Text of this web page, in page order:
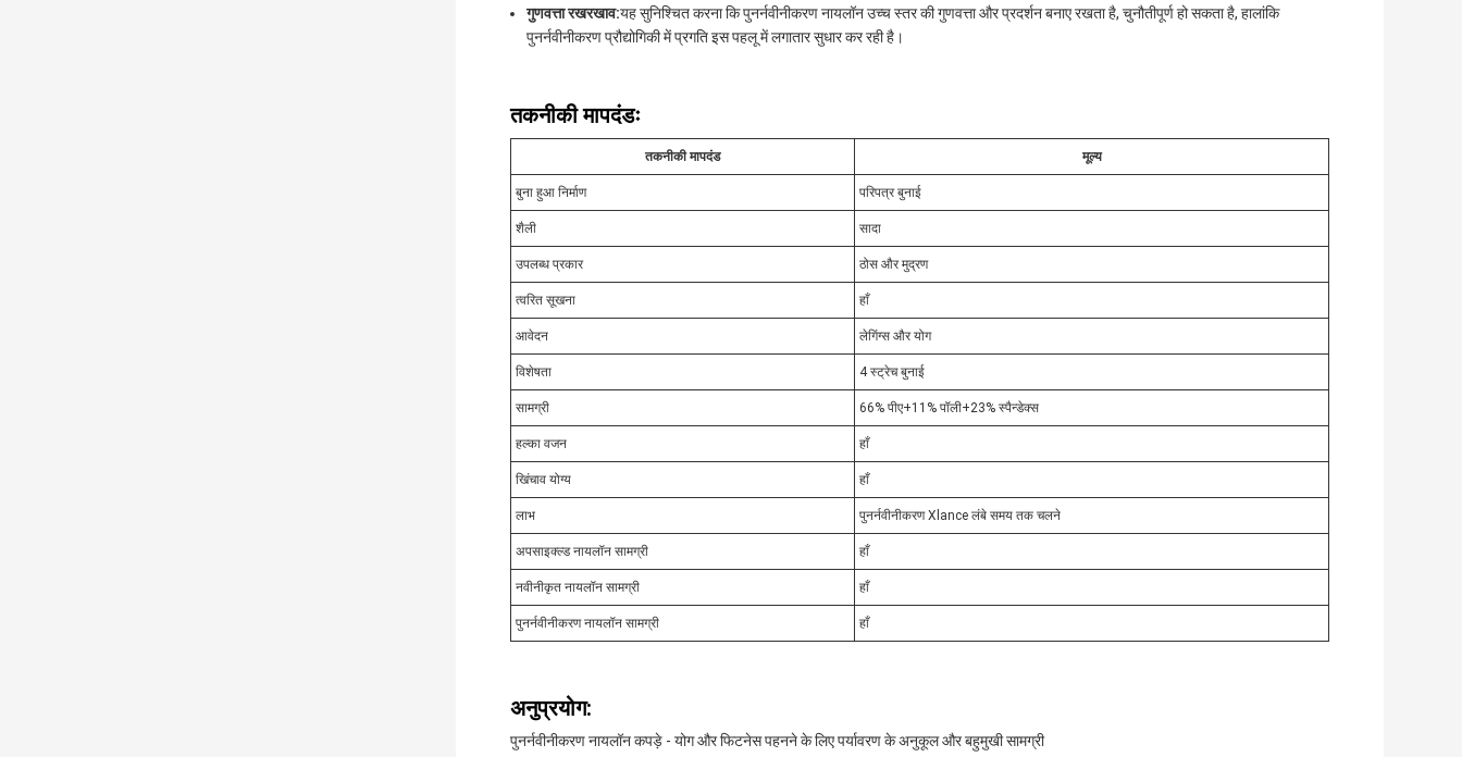
गुणवत्ता रखरखाव:यह सुनिश्चित करना कि पुनर्नवीनीकरण नायलॉन उच्च स्तर की गुणवत्ता और प्रदर्शन बनाए रखता है, चुनौतीपूर्ण हो सकता है, हालांकि
पुनर्नवीनीकरण प्रौद्योगिकी में प्रगति इस पहलू में लगातार सुधार कर रही है।
तकनीकी मापदंडः
तकनीकी मापदंड मूल्य
बुना हुआ निर्माण परिपत्र बुनाई
शैली सादा
उपलब्ध प्रकार ठोस और मुद्रण
त्वरित सूखना हाँ
आवेदन लेगिंग्स और योग
विशेषता 4 स्ट्रेच बुनाई
सामग्री 66% पीए+11% पॉली+23% स्पैन्डेक्स
हल्का वजन हाँ
खिंचाव योग्य हाँ
लाभ पुनर्नवीनीकरण Xlance लंबे समय तक चलने
अपसाइक्ल्ड नायलॉन सामग्री हाँ
नवीनीकृत नायलॉन सामग्री हाँ
पुनर्नवीनीकरण नायलॉन सामग्री हाँ
अनुप्रयोग:
पुनर्नवीनीकरण नायलॉन कपड़े - योग और फिटनेस पहनने के लिए पर्यावरण के अनुकूल और बहुमुखी सामग्री